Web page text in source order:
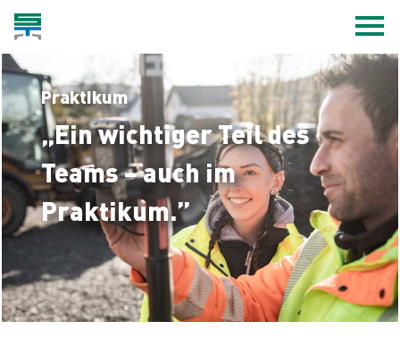
Praktikum
„Ein wichtiger Teil des
Teams– auch im
Praktikum.”